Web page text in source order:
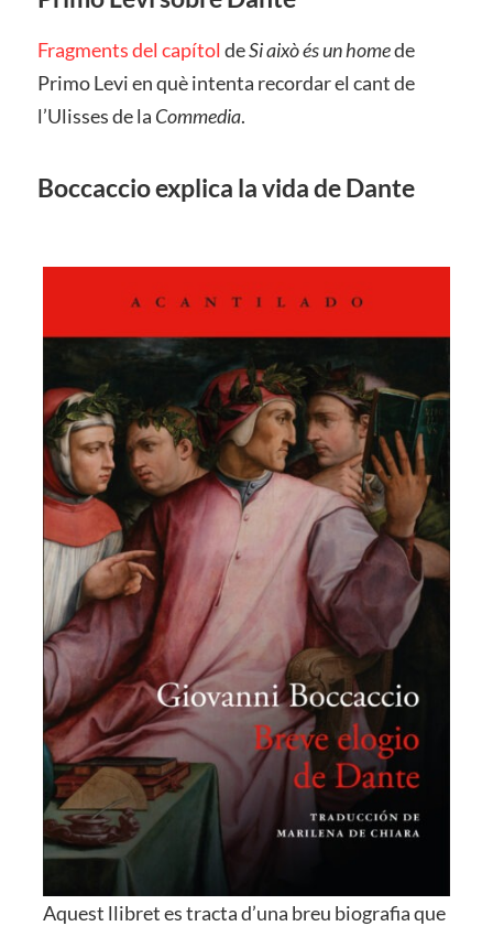
Fragments del capítol deSi això és un homede
Primo Levi en què intenta recordar el cant de
l’Ulisses de la Commedia.
Boccaccio explica la vida de Dante
Aquest llibret es tracta d’una breu biografia que